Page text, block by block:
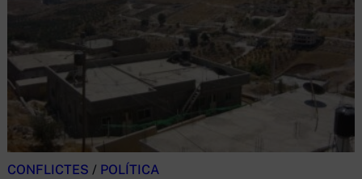
CONFLICTES / POLÍTICA